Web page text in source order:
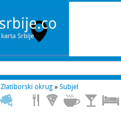
Zlatiborski okrug » Subjel